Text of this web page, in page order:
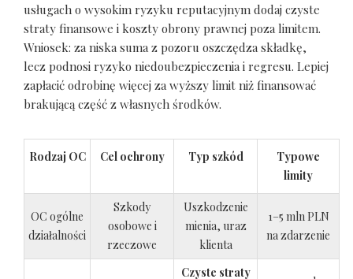
usługach o wysokim ryzyku reputacyjnym dodaj czyste
straty finansowe i koszty obrony prawnej poza limitem.
Wniosek: za niska suma z pozoru oszczędza składkę,
lecz podnosi ryzyko niedoubezpieczenia i regresu. Lepiej
zapłacić odrobinę więcej za wyższy limit niż finansować
brakującą część z własnych środków.
Rodzaj OC Cel ochrony Typ szkód
Typowe
limity
OC ogólne
działalności
Szkody
osobowe i
rzeczowe
Uszkodzenie
mienia, uraz
klienta
1–5 mln PLN
na zdarzenie
Czyste straty